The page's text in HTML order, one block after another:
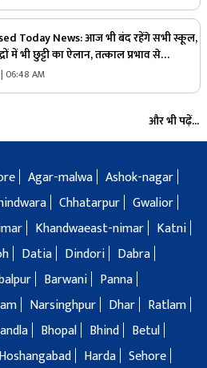
Today News: आज भी बंद रहेंगे सभी स्कूल,
में भी छुट्टी का ऐलान, तत्काल प्रभाव से
जारी किया आदेश
06:48 AM
और भी पढ़ें...
Agar-malwa Ashok-nagar
Chhatarpur Gwalior
Khandwaeast-nimar
Katni
Datia Dindori
Dabra
Barwani
Panna
Narsinghpur Dhar
Ratlam
Bhopal Bhind
Betul
Hoshangabad Harda Sehore